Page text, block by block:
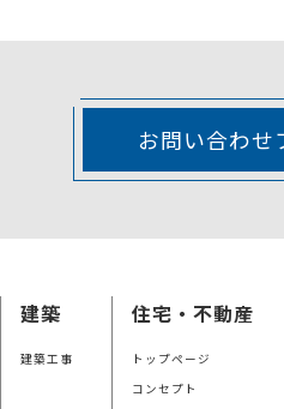
お問い合わせ
建築
建築工事
住宅・不動産
トップページ
コンセプト